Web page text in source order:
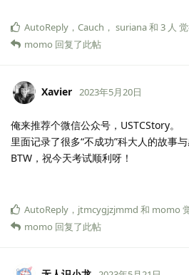
AutoReply ， Cauch ， suriana和 3 人
momo 回复了此帖
Xavier 2023年5月20日
俺来推荐个微信公众号，USTCStory。
里面记录了很多“不成功”科大人的故事与
BTW，祝今天考试顺利呀！
AutoReply ， jtmcygjzjmmd 和 momo
momo 回复了此帖